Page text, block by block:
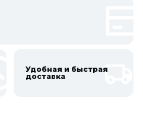
Удобная и быстрая
доставка